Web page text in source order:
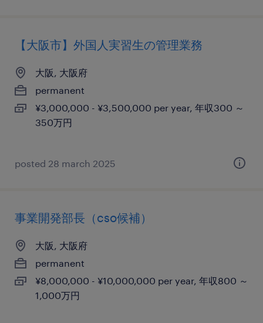
【大阪市】外国人実習生の管理業務
大阪, 大阪府
permanent
¥3,000,000 - ¥3,500,000 per year, 年収300 ～
350万円
posted 28 march 2025
事業開発部長（cso候補）
大阪, 大阪府
permanent
¥8,000,000 - ¥10,000,000 per year, 年収800 ～
1,000万円